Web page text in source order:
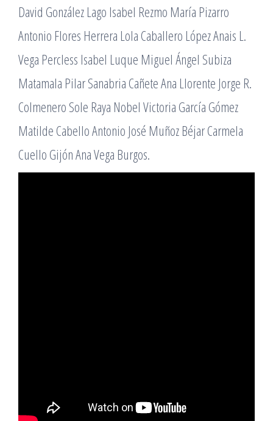
David González Lago Isabel Rezmo María Pizarro
Antonio Flores Herrera Lola Caballero López Anais L.
Vega Percless Isabel Luque Miguel Ángel Subiza
Matamala Pilar Sanabria Cañete Ana Llorente Jorge R.
Colmenero Sole Raya Nobel Victoria García Gómez
Matilde Cabello Antonio José Muñoz Béjar Carmela
Cuello Gijón Ana Vega Burgos.